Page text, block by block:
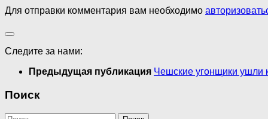
Для отправки комментария вам необходимо
Следите за нами:
Предыдущая публикация Чешские угонщики ушли
Поиск